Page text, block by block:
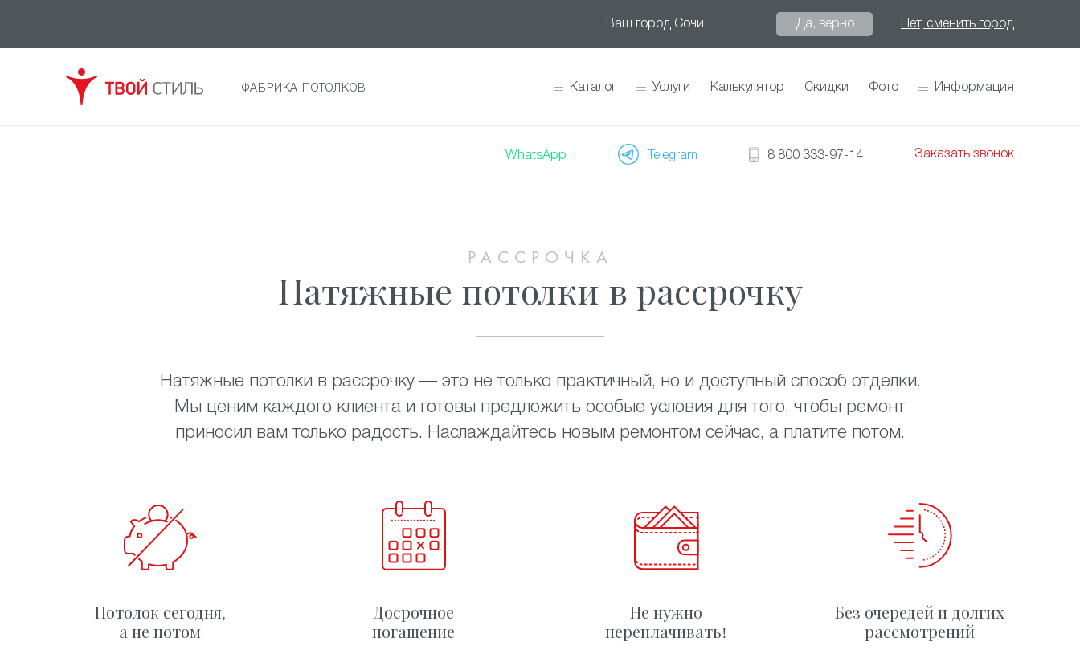
Ваш город Сочи Да, верно Нет, сменить город
ФАБРИКА ПОТОЛКОВ Каталог Услуги Калькулятор Скидки Фото Информация
WhatsApp Telegram 8 800 333-97-14 Заказать звонок
РАССРОЧКА
Натяжные потолки в рассрочку
Натяжные потолки в рассрочку — это не только практичный, но и доступный способ отделки.
Мы ценим каждого клиента и готовы предложить особые условия для того, чтобы ремонт
приносил вам только радость. Наслаждайтесь новым ремонтом сейчас, а платите потом.
Потолок сегодня,
а не потом
Досрочное
погашение
Не нужно
переплачивать!
Без очередей и долгих
рассмотрений